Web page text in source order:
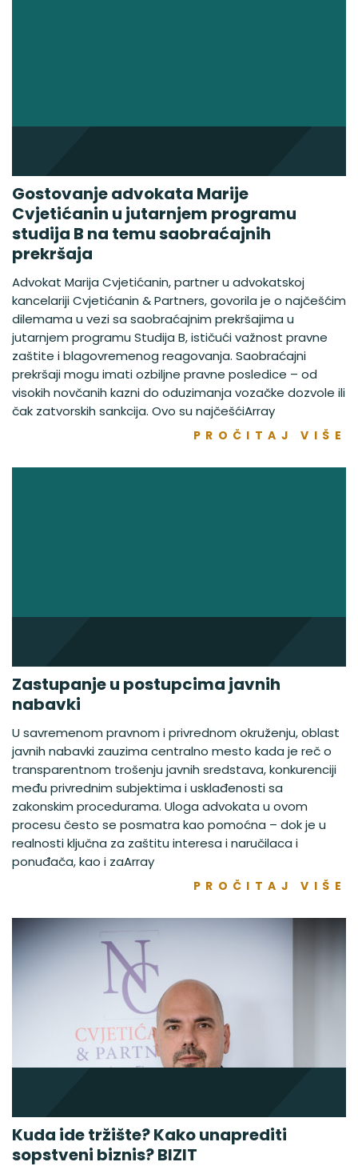
Gostovanje advokata Marije
Cvjetićanin u jutarnjem programu
studija B na temu saobraćajnih
prekršaja
Advokat Marija Cvjetićanin, partner u advokatskoj
kancelariji Cvjetićanin & Partners, govorila je o najčešćim
dilemama u vezi sa saobraćajnim prekršajima u
jutarnjem programu Studija B, ističući važnost pravne
zaštite i blagovremenog reagovanja. Saobraćajni
prekršaji mogu imati ozbiljne pravne posledice – od
visokih novčanih kazni do oduzimanja vozačke dozvole ili
čak zatvorskih sankcija. Ovo su najčešćiArray
PROČITAJ VIŠE
Zastupanje u postupcima javnih
nabavki
U savremenom pravnom i privrednom okruženju, oblast
javnih nabavki zauzima centralno mesto kada je reč o
transparentnom trošenju javnih sredstava, konkurenciji
među privrednim subjektima i usklađenosti sa
zakonskim procedurama. Uloga advokata u ovom
procesu često se posmatra kao pomoćna – dok je u
realnosti ključna za zaštitu interesa i naručilaca i
ponuđača, kao i zaArray
PROČITAJ VIŠE
Kuda ide tržište? Kako unaprediti
sopstveni biznis? BIZIT